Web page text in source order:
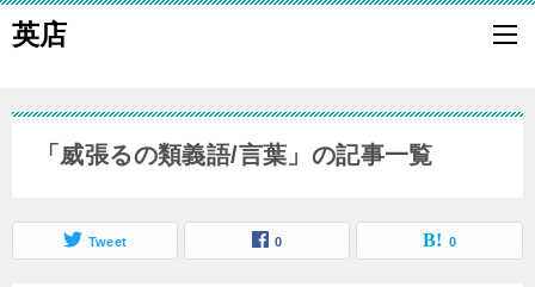
英店
「威張るの類義語/言葉」の記事一覧
Tweet 0 0